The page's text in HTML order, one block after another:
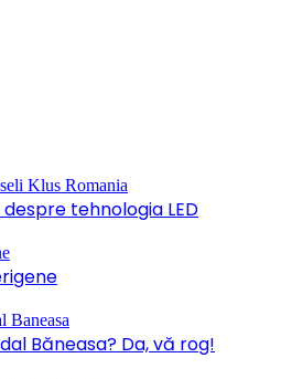
tehnologia LED
Băneasa? Da, vă rog!